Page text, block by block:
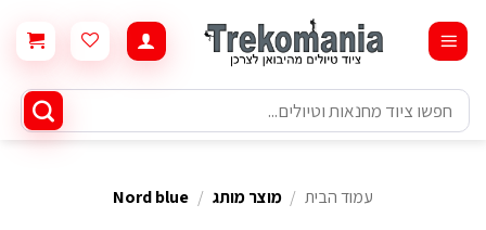
content
חיפוש
עבור:
עמוד הבית / מוצר מותג /
Nord blue